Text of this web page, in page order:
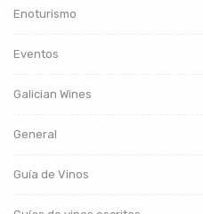
Enoturismo
Eventos
Galician Wines
General
Guía de Vinos